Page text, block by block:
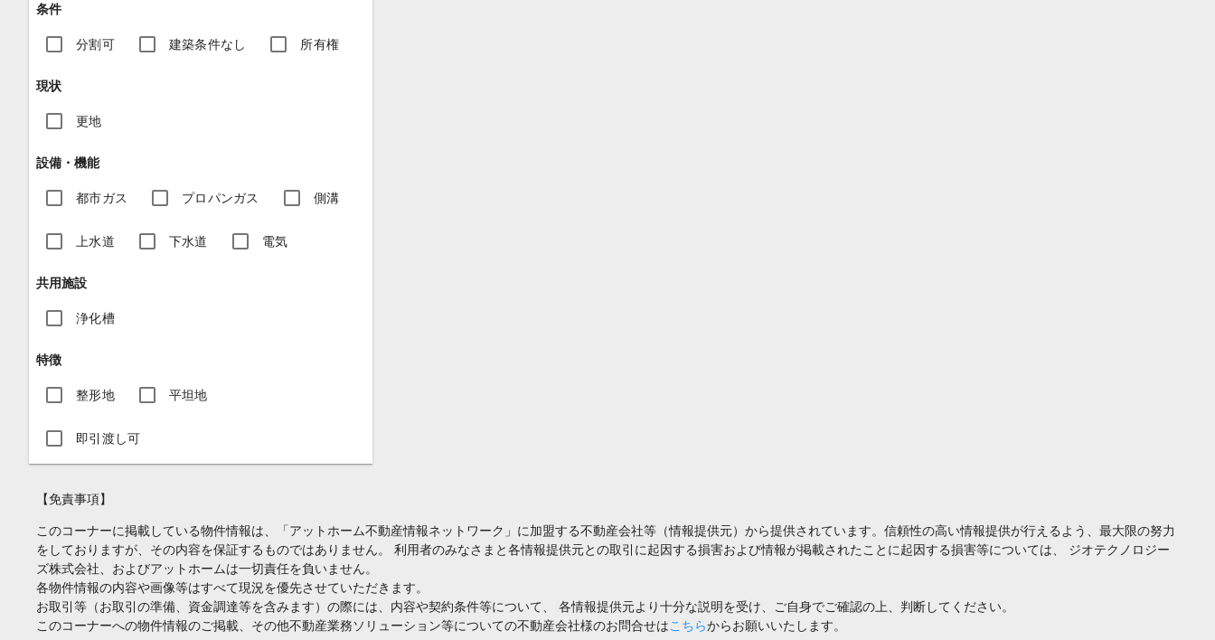
条件
分割可 建築条件なし 所有権
現状
更地
設備・機能
都市ガス プロパンガス 側溝
上水道 下水道 電気
共用施設
浄化槽
特徴
整形地 平坦地
即引渡し可
【免責事項】
このコーナーに掲載している物件情報は、「アットホーム不動産情報ネットワーク」に加盟する不動産会社等（情報提供元）から提供されています。信頼性の高い情報提供が行えるよう、最大限の努力
をしておりますが、その内容を保証するものではありません。 利用者のみなさまと各情報提供元との取引に起因する損害および情報が掲載されたことに起因する損害等については、 ジオテクノロジー
ズ株式会社、およびアットホームは一切責任を負いません。
各物件情報の内容や画像等はすべて現況を優先させていただきます。
お取引等（お取引の準備、資金調達等を含みます）の際には、内容や契約条件等について、 各情報提供元より十分な説明を受け、ご自身でご確認の上、判断してください。
このコーナーへの物件情報のご掲載、その他不動産業務ソリューション等についての不動産会社様のお問合せはこちらからお願いいたします。